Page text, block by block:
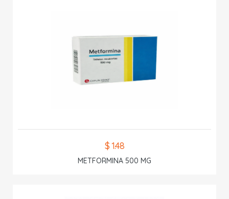
$ 1.48
METFORMINA 500 MG